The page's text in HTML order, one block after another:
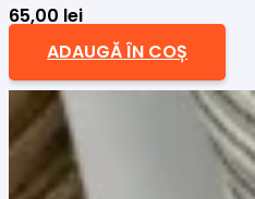
65,00 lei
ADAUGĂ ÎN COȘ